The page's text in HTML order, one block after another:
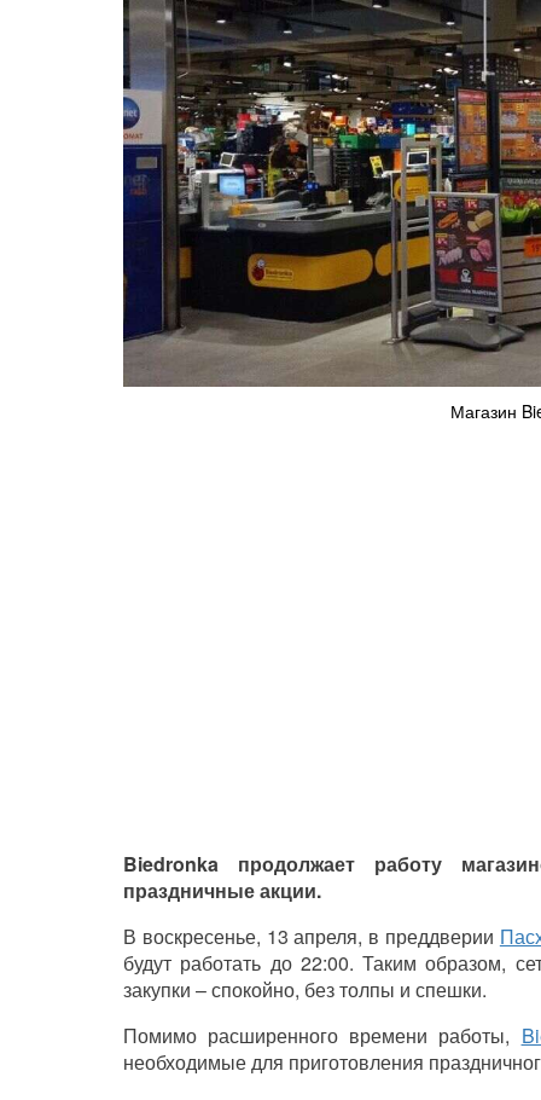
Магазин
Biedronka продолжает работу
праздничные акции.
В воскресенье, 13 апреля, в преддверии
будут работать до 22:00. Таким образом,
закупки –спокойно, без толпы и спешки.
Помимо расширенного времени работы,
необходимые для приготовления